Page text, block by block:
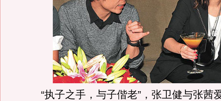
“执子之手，与子偕老”，张卫健与张茜